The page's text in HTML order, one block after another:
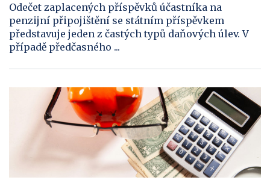
Odečet zaplacených příspěvků účastníka na
penzijní připojištění se státním příspěvkem
představuje jeden z častých typů daňových úlev. V
případě předčasného ...